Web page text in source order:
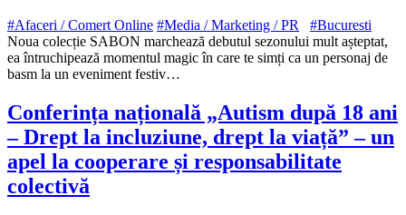
#Afaceri / Comert Online #Media / Marketing / PR
#Bucuresti
Noua colecție SABON marchează debutul sezonului mult așteptat,
ea întruchipează momentul magic în care te simți ca un personaj de
basm la un eveniment festiv…
Conferința națională „Autism după 18 ani
– Drept la incluziune, drept la viață” – un
apel la cooperare și responsabilitate
colectivă